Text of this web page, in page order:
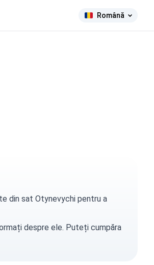
Română
din sat Otynevychi pentru a
despre ele. Puteți cumpăra